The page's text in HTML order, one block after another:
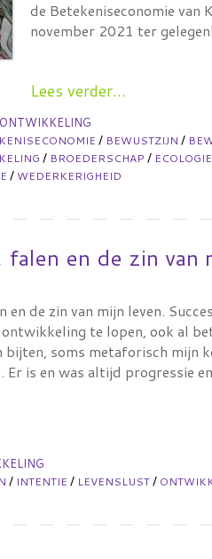
de Betekeniseconomie van
november 2021 ter
Lees verder...
/ BEWUSTZIJN /
/ BROEDERSCHAP / ECOLOGIE
/ WEDERKERIGHEID
falen en de zin van
en de zin van mijn leven.
ontwikkeling te lopen, ook al
bijten, soms metaforisch mijn
Er is en was altijd progressie
/ INTENTIE / LEVENSLUST /